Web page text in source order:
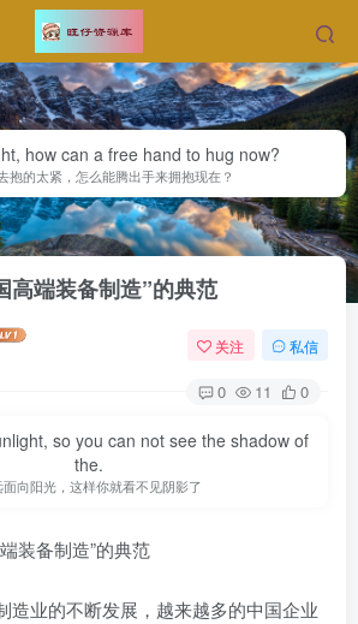
how can a free hand to hug now?
抱的太紧，怎么能腾出手来拥抱现在？
高端装备制造”的典范
关注 私信
0 11 0
so you can not see the shadow of
the.
面向阳光，这样你就看不见阴影了
装备制造”的典范
造业的不断发展，越来越多的中国企业